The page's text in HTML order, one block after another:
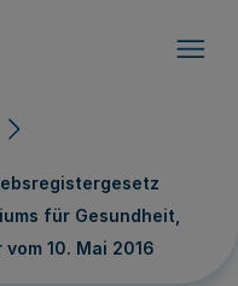
für Gesundheit,
10. Mai 2016